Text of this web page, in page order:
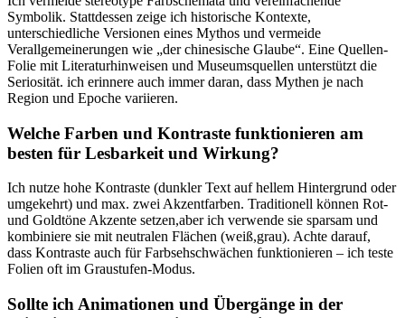
Symbolik. Stattdessen zeige ⁤ich historische Kontexte,
unterschiedliche Versionen eines Mythos und vermeide
Verallgemeinerungen wie „der⁢ chinesische Glaube“. ⁢Eine Quellen-
Folie mit Literaturhinweisen und Museumsquellen unterstützt die
Seriosität. ‍ich erinnere⁣ auch immer daran, dass​ Mythen je nach
Region und Epoche variieren.
Welche Farben und⁣ Kontraste funktionieren am
besten für Lesbarkeit und​ Wirkung?
Ich nutze⁤ hohe Kontraste (dunkler‍ Text auf hellem Hintergrund oder
umgekehrt) und max. zwei Akzentfarben. Traditionell können ⁢Rot-
und ​Goldtöne Akzente setzen,aber ich verwende sie sparsam und
kombiniere sie mit neutralen ⁤Flächen (weiß,grau). Achte darauf,‍
dass Kontraste auch für Farbsehschwächen ⁣funktionieren – ich teste
Folien oft im ‍Graustufen-Modus.
Sollte ich Animationen und Übergänge ⁤in⁢ der